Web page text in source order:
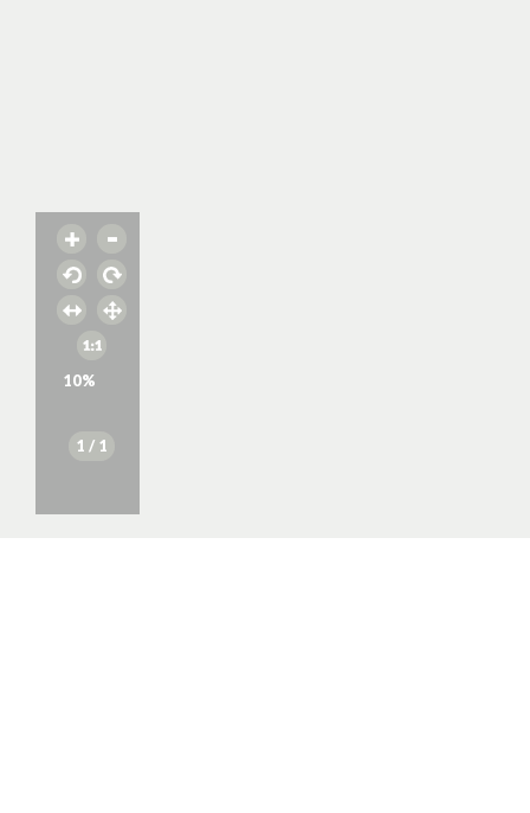
10%
1 / 1